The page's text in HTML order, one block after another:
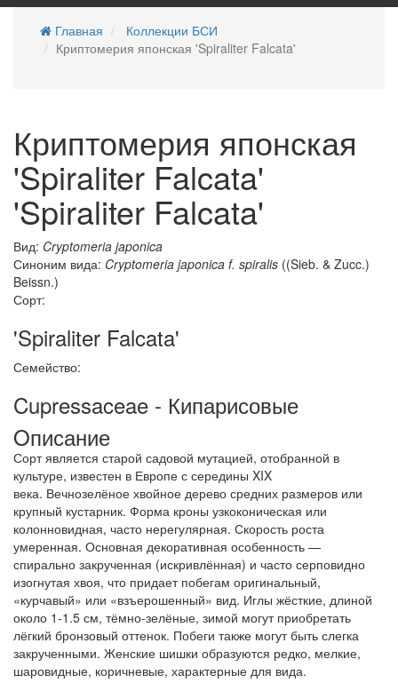
Главная
Коллекции БСИ
Криптомерия японская 'Spiraliter Falcata'
Криптомерия японская
'Spiraliter Falcata'
'Spiraliter Falcata'
Вид: Cryptomeria japonica
Синоним вида: Cryptomeria japonica f. spiralis ((Sieb. & Zucc.)
Beissn.)
Сорт:
'Spiraliter Falcata'
Семейство:
Cupressaceae - Кипарисовые
Oписание
Сорт является старой садовой мутацией, отобранной в
культуре, известен в Европе с середины XIX
века. Вечнозелёное хвойное дерево средних размеров или
крупный кустарник. Форма кроны узкоконическая или
колонновидная, часто нерегулярная. Скорость роста
умеренная. Основная декоративная особенность —
спирально закрученная (искривлённая) и часто серповидно
изогнутая хвоя, что придает побегам оригинальный,
«курчавый» или «взъерошенный» вид. Иглы жёсткие, длиной
около 1-1.5 см, тёмно-зелёные, зимой могут приобретать
лёгкий бронзовый оттенок. Побеги также могут быть слегка
закрученными. Женские шишки образуются редко, мелкие,
шаровидные, коричневые, характерные для вида.